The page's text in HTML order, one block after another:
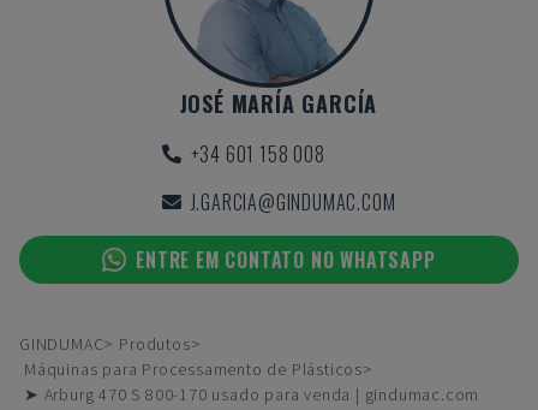
JOSÉ MARÍA GARCÍA
+34 601 158 008
J.GARCIA@GINDUMAC.COM
ENTRE EM CONTATO NO WHATSAPP
GINDUMAC
Produtos
Máquinas para Processamento de Plásticos
➤ Arburg 470 S 800-170 usado para venda | gindumac.com